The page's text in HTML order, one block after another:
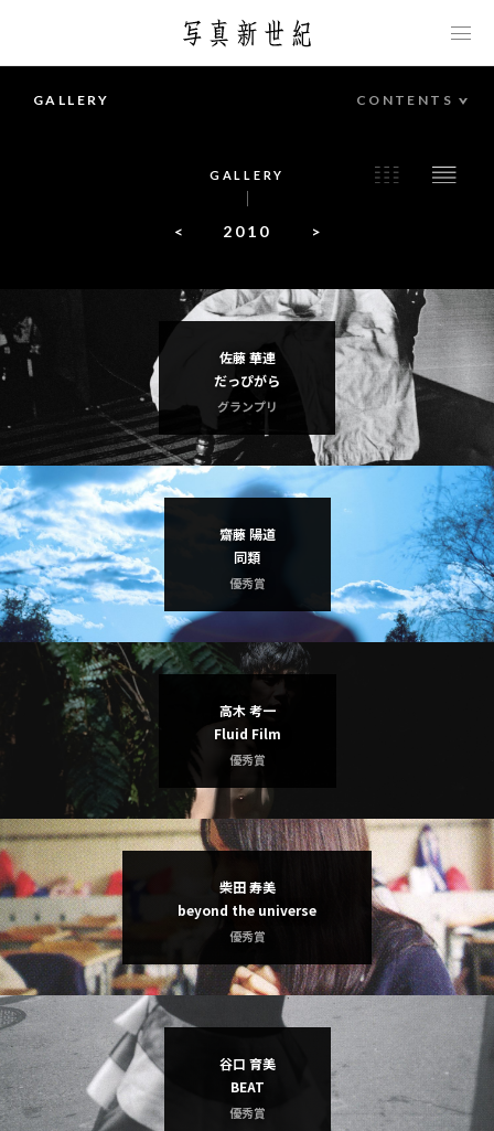
GALLERY CONTENTS
2014
2012
2011 2010
2009 2008
2007
2005
2003 2002
2001
1999
1997
1995 1994
1993 1992
PICKUP ARTIST
PAST WINNERS, JUDGES
GRAND PRIX
G ALL E RY
< 2010 >
佐藤 華連
だっぴがら
グランプリ
齋藤 陽道
同類
優秀賞
高木 考一
Fluid Film
優秀賞
柴田 寿美
beyond the universe
優秀賞
谷口 育美
BEAT
優秀賞